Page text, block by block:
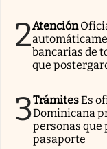
2Atención
bancarias de
que
3TrámitesEs
Dominicana
personas que
pasaporte